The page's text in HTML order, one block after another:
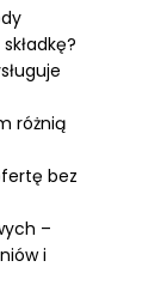
różnią
bez
–
i